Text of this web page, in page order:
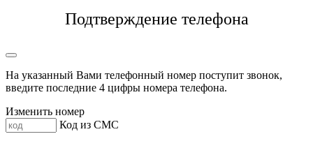
Подтверждение телефона
На указанный Вами телефонный номер поступит звонок,
введите последние 4 цифры номера телефона.
Изменить номер
Код из СМС